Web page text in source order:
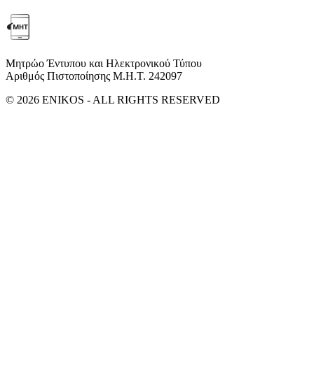
Μητρώο Έντυπου και Ηλεκτρονικού Τύπου
Αριθμός Πιστοποίησης Μ.Η.Τ. 242097
© 2026 ENIKOS - ALL RIGHTS RESERVED